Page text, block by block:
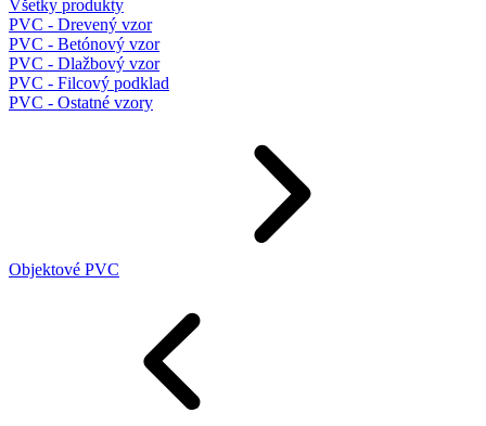
Všetky produkty
PVC - Drevený vzor
PVC - Betónový vzor
PVC - Dlažbový vzor
PVC - Filcový podklad
PVC - Ostatné vzory
Objektové PVC